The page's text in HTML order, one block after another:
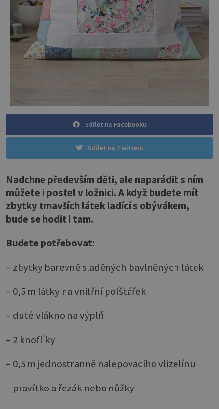
Sdílet na Facebooku
Sdílet na Twitteru
Nadchne především děti, ale naparádit s ním
můžete i postel v ložnici. A když budete mít
zbytky tmavších látek ladící s obývákem,
bude se hodit i tam.
Budete potřebovat:
– zbytky barevně sladěných bavlněných látek
– 0,5 m látky na vnitřní polštářek
– duté vlákno na výplň
– 2 knoflíky
– 0,5 m jednostranně nalepovacího vlizelínu
– pravítko a řezák nebo nůžky